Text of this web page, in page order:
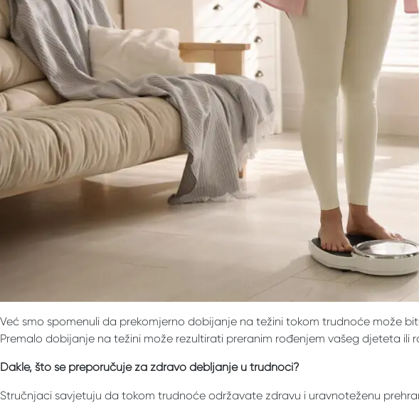
Već smo spomenuli da prekomjerno dobijanje na težini tokom trudnoće može
Premalo dobijanje na težini može rezultirati preranim rođenjem vašeg djeteta ili
Dakle, što se preporučuje za zdravo debljanje u trudnoći?
Stručnjaci savjetuju da tokom trudnoće održavate zdravu i uravnoteženu